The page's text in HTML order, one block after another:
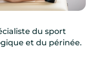
du sport
et du périnée.